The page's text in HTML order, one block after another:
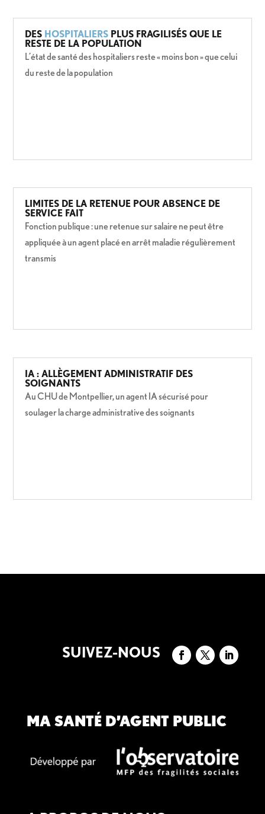
DES HOSPITALIERS PLUS FRAGILISÉS QUE LE
RESTE DE LA POPULATION
L’état de santé des hospitaliers reste « moins bon » que celui
du reste de la population
LIMITES DE LA RETENUE POUR ABSENCE DE
SERVICE FAIT
Fonction publique : une retenue sur salaire ne peut être
appliquée à un agent placé en arrêt maladie régulièrement
transmis
IA : ALLÈGEMENT ADMINISTRATIF DES
SOIGNANTS
Au CHU de Montpellier, un agent IA sécurisé pour
soulager la charge administrative des soignants
SUIVEZ-NOUS
MA SANTÉ D’AGENT PUBLIC